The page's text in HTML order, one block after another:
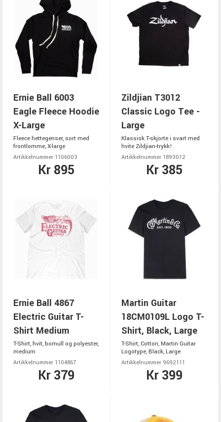
Ernie Ball 6003
Eagle Fleece Hoodie
X-Large
Fleece hettegenser, sort med
frontlomme, X-large
Artikkelnummer 1106003
Kr 895
Zildjian T3012
Classic Logo Tee -
Large
Klassisk T-skjorte i svart med
hvite Zildjian-trykk!
Artikkelnummer 1893012
Kr 385
Ernie Ball 4867
Electric Guitar T-
Shirt Medium
T-Shirt, hvit, bomull og polyester,
medium
Artikkelnummer 1104867
Kr 379
Martin Guitar
18CM0109L Logo T-
Shirt, Black, Large
T-Shirt, Cotton, Martin Guitar
Logotype, Black, Large
Artikkelnummer 9692111
Kr 399